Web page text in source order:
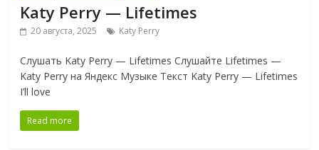
Katy Perry — Lifetimes
20 августа, 2025 Katy Perry
Слушать Katy Perry — Lifetimes Слушайте Lifetimes —
Katy Perry на Яндекс Музыке Текст Katy Perry — Lifetimes
I’ll love
Read more